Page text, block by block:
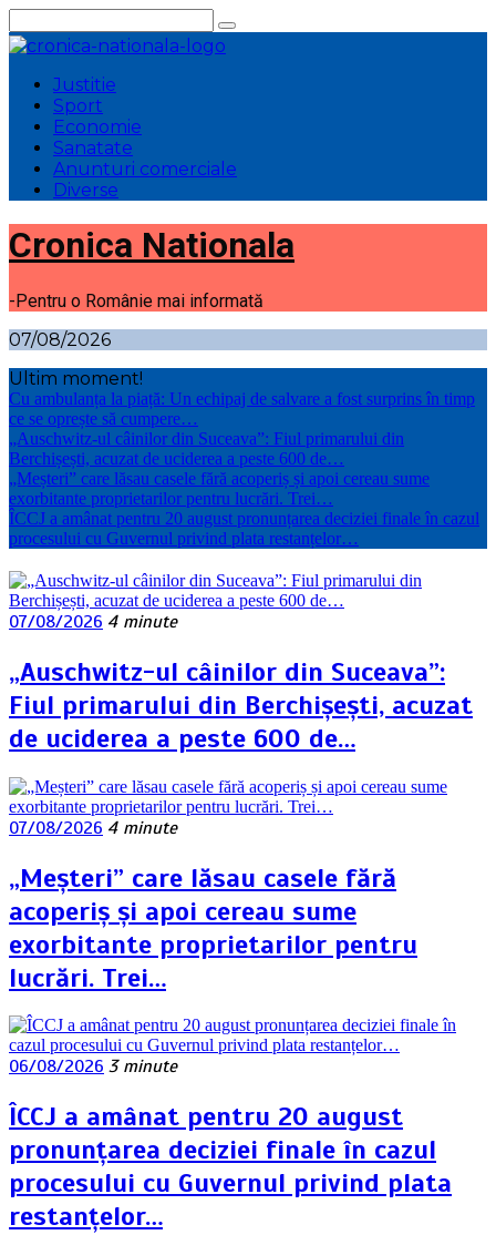
la
conținut
Justitie
Sport
Economie
Sanatate
Anunturi comerciale
Diverse
Cronica Nationala
-Pentru o Românie mai informată
07/08/2026
Ultim moment!
Cu ambulanța la piață: Un echipaj de salvare a fost surprins în timp
ce se oprește să cumpere…
„Auschwitz-ul câinilor din Suceava”: Fiul primarului din
Berchișești, acuzat de uciderea a peste 600 de…
„Meșteri” care lăsau casele fără acoperiș și apoi cereau sume
exorbitante proprietarilor pentru lucrări. Trei…
ÎCCJ a amânat pentru 20 august pronunțarea deciziei finale în cazul
procesului cu Guvernul privind plata restanțelor…
07/08/2026 4 minute
„Auschwitz-ul câinilor din Suceava”:
Fiul primarului din Berchișești, acuzat
de uciderea a peste 600 de…
07/08/2026 4 minute
„Meșteri” care lăsau casele fără
acoperiș și apoi cereau sume
exorbitante proprietarilor pentru
lucrări. Trei…
06/08/2026 3 minute
ÎCCJ a amânat pentru 20 august
pronunțarea deciziei finale în cazul
procesului cu Guvernul privind plata
restanțelor…